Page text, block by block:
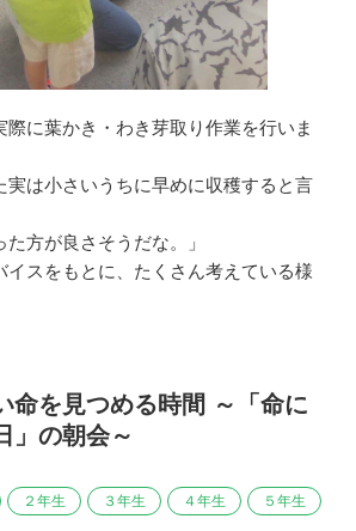
際に葉かき・わき芽取り作業を行いま
実は小さいうちに早めに収穫すると言
た方が良さそうだな。」
イスをもとに、たくさん考えている様
命を見つめる時間 ～「命に
」の朝会～
２年生 ３年生 ４年生 ５年生